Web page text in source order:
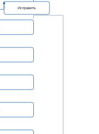
Исправить